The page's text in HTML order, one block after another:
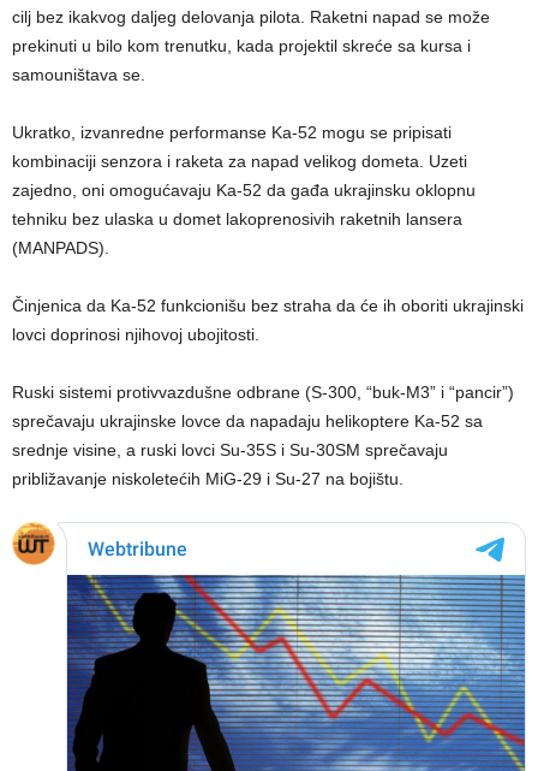
cilj bez ikakvog daljeg delovanja pilota. Raketni napad se može
prekinuti u bilo kom trenutku, kada projektil skreće sa kursa i
samouništava se.
Ukratko, izvanredne performanse Ka-52 mogu se pripisati
kombinaciji senzora i raketa za napad velikog dometa. Uzeti
zajedno, oni omogućavaju Ka-52 da gađa ukrajinsku oklopnu
tehniku bez ulaska u domet lakoprenosivih raketnih lansera
(MANPADS).
Činjenica da Ka-52 funkcionišu bez straha da će ih oboriti ukrajinski
lovci doprinosi njihovoj ubojitosti.
Ruski sistemi protivvazdušne odbrane (S-300, “buk-M3” i “pancir”)
sprečavaju ukrajinske lovce da napadaju helikoptere Ka-52 sa
srednje visine, a ruski lovci Su-35S i Su-30SM sprečavaju
približavanje niskoletećih MiG-29 i Su-27 na bojištu.